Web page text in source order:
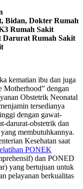
Bidan, Dokter Rumah
Rumah Sakit
Darurat Rumah Sakit
kematian ibu dan juga
Motherhood” dengan
Obstetrik Neonatal
tersedianya
dengan gawat-
darurat-obstetrik dan
membutuhkannya.
Kesehatan saat
PONEK
dan PONED
yang bertujuan untuk
pelayanan berkualitas